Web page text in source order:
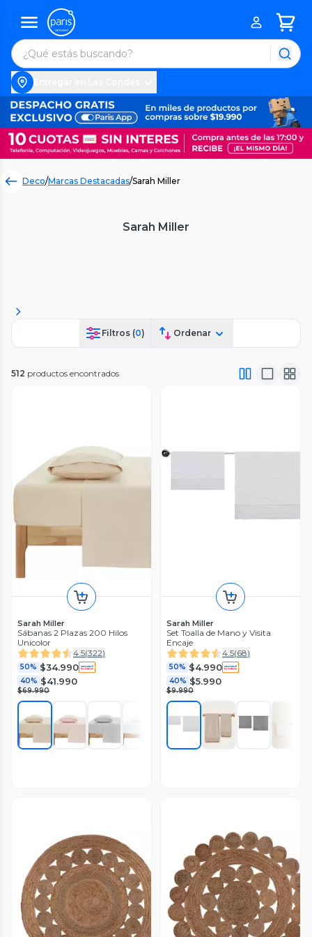
Deco/Marcas Destacadas/Sarah Miller
Sarah Miller
Filtros (0) Ordenar
512 productos encontrados
Sarah Miller
Sábanas 2 Plazas 200 Hilos
Unicolor
4.5(322)
50% $34.990
40% $41.990
$69.990
Sarah Miller
Set Toalla de Mano y Visita
Encaje
4.5(68)
50% $4.990
40% $5.990
$9.990